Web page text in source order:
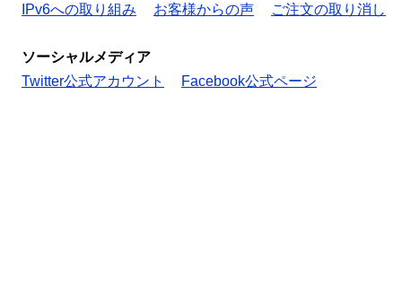
IPv6への取り組み
お客様からの声 ご注文の取り消し
ソーシャルメディア
Twitter公式アカウント
Facebook公式ページ